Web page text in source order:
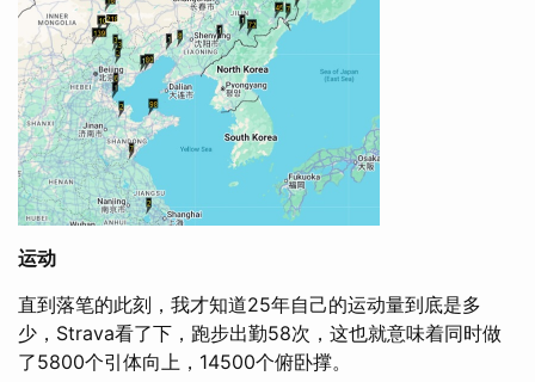
运动
直到落笔的此刻，我才知道25年自己的运动量到底是多
少，Strava看了下，跑步出勤58次，这也就意味着同时做
了5800个引体向上，14500个俯卧撑。